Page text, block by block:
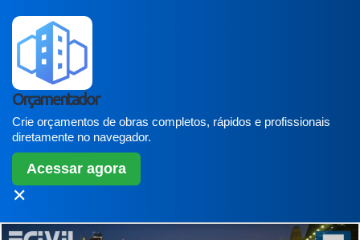
Orçamentador
Crie orçamentos de obras completos, rápidos e profissionais
diretamente no navegador.
Acessar agora
✕